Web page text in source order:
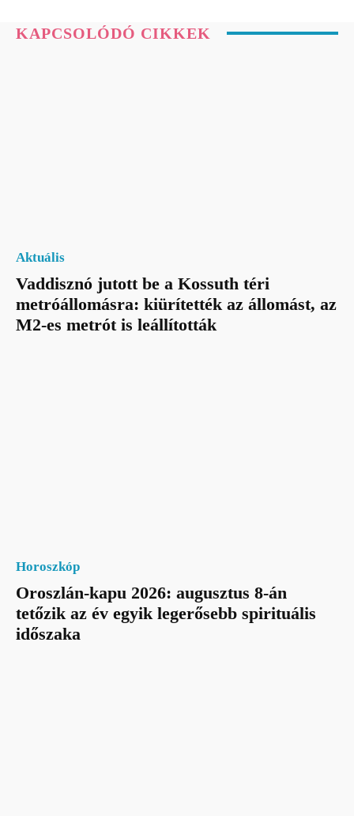
KAPCSOLÓDÓ CIKKEK
Aktuális
Vaddisznó jutott be a Kossuth téri
metróállomásra: kiürítették az állomást, az
M2-es metrót is leállították
Horoszkóp
Oroszlán-kapu 2026: augusztus 8-án
tetőzik az év egyik legerősebb spirituális
időszaka